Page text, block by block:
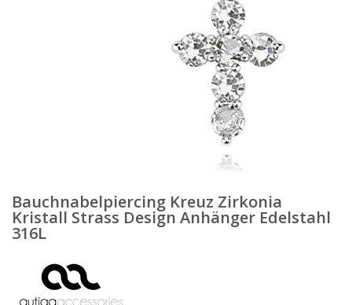
Bauchnabelpiercing Kreuz Zirkonia
Kristall Strass Design Anhänger Edelstahl
316L